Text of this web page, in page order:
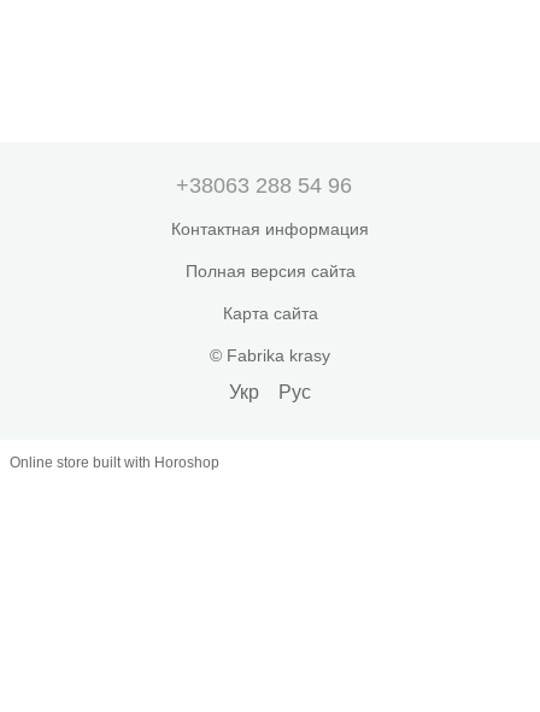
+38063 288 54 96
Контактная информация
Полная версия сайта
Карта сайта
© Fabrika krasy
Укр Рус
Online store built with Horoshop